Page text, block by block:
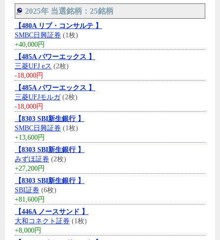
2025年 当選銘柄：25銘柄
【480A リブ・コンサルテ 】
SMBC日興証券 (1枚)
+40,000円
【485A パワーエックス 】
三菱UFJ eス (2枚)
-18,000円
【485A パワーエックス 】
三菱UFJモルガ(2枚)
-18,000円
【8303 SBI新生銀行 】
SMBC日興証券 (1枚)
+13,600円
【8303 SBI新生銀行 】
みずほ証券 (2枚)
+27,200円
【8303 SBI新生銀行 】
SBI証券 (6枚)
+81,600円
【446A ノースサンド 】
大和コネクト証券 (1枚)
+8,000円